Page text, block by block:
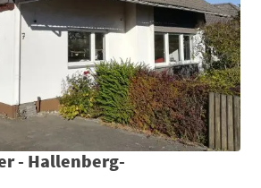
- Hallenberg-